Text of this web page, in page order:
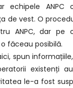
echipele ANPC
de vest. O
ANPC, dar pe
făceau posibilă.
spun
existenți
le-a fost